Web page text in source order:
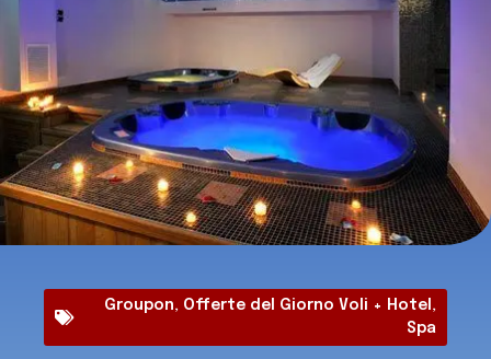
Groupon, Offerte del Giorno Voli + Hotel ,
Spa